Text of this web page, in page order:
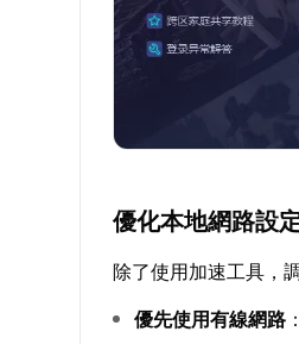
優化本地網路設
除了使用加速工具，
優先使用有線網路